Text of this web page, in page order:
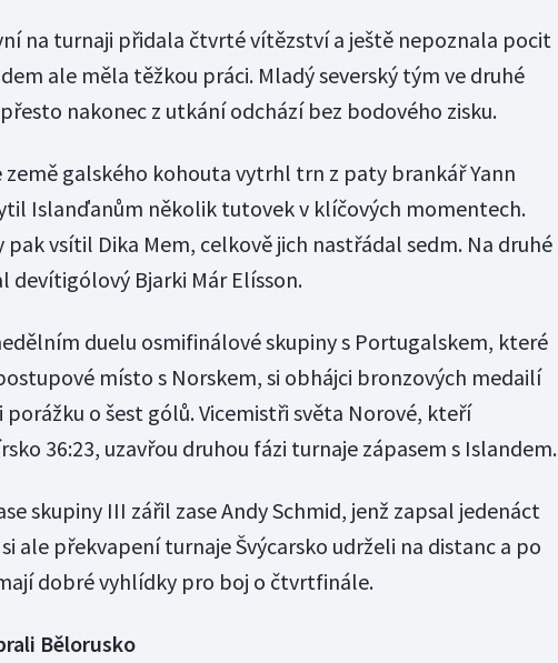
na turnaji přidala čtvrté vítězství a ještě nepoznala pocit
ale měla těžkou práci. Mladý severský tým ve druhé
nakonec z utkání odchází bez bodového zisku.
země galského kohouta vytrhl trn z paty brankář Yann
Islanďanům několik tutovek v klíčových momentech.
vsítil Dika Mem, celkově jich nastřádal sedm. Na druhé
devítigólový Bjarki Már Elísson.
duelu osmifinálové skupiny s Portugalskem, které
místo s Norskem, si obhájci bronzových medailí
o šest gólů. Vicemistři světa Norové, kteří
36:23, uzavřou druhou fázi turnaje zápasem s Islandem.
skupiny III zářil zase Andy Schmid, jenž zapsal jedenáct
ale překvapení turnaje Švýcarsko udrželi na distanc a po
dobré vyhlídky pro boj o čtvrtfinále.
Bělorusko